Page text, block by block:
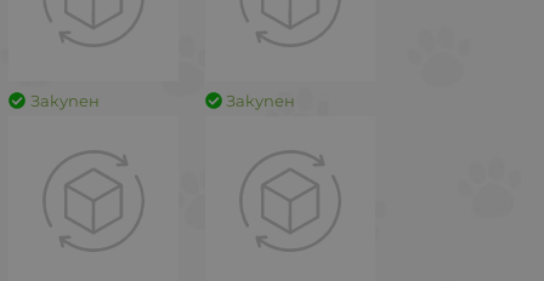
Закупен Закупен